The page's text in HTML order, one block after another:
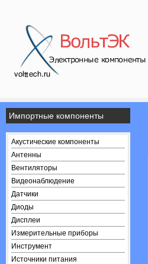
Импортные компоненты
Акустические компоненты
Антенны
Вентиляторы
Видеонаблюдение
Датчики
Диоды
Дисплеи
Измерительные приборы
Инструмент
Источники питания